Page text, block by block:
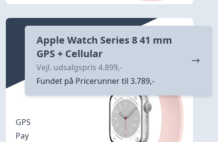
GPS
Pay
Apple Watch Series 8 41 mm
GPS + Cellular
Vejl. udsalgspris 4.899,-
Fundet på Pricerunner til 3.789,-